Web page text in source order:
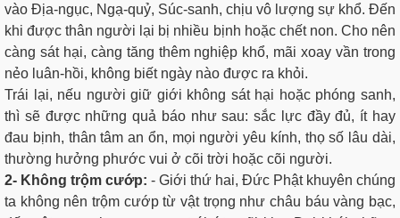
vào Địa-ngục, Ngạ-quỷ, Súc-sanh, chịu vô lượng sự khổ. Ðến
khi được thân người lại bị nhiều bịnh hoặc chết non. Cho nên
càng sát hại, càng tăng thêm nghiệp khổ, mãi xoay vần trong
nẻo luân-hồi, không biết ngày nào được ra khỏi.
Trái lại, nếu người giữ giới không sát hại hoặc phóng sanh,
thì sẽ được những quả báo như sau: sắc lực đầy đủ, ít hay
đau bịnh, thân tâm an ổn, mọi người yêu kính, thọ số lâu dài,
thường hưởng phước vui ở cõi trời hoặc cõi người.
2- Không trộm cướp: - Giới thứ hai, Đức Phật khuyên chúng
ta không nên trộm cướp từ vật trọng như châu báu vàng bạc,